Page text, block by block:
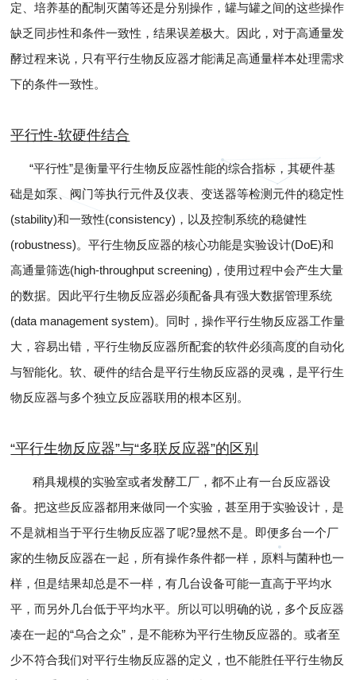
定、培养基的配制灭菌等还是分别操作，罐与罐之间的这些操作
缺乏同步性和条件一致性，结果误差极大。因此，对于高通量发
酵过程来说，只有平行生物反应器才能满足高通量样本处理需求
下的条件一致性。
平行性-软硬件结合
“平行性”是衡量平行生物反应器性能的综合指标，其硬件基
础是如泵、阀门等执行元件及仪表、变送器等检测元件的稳定性
(stability)和一致性(consistency)，以及控制系统的稳健性
(robustness)。平行生物反应器的核心功能是实验设计(DoE)和
高通量筛选(high-throughput screening)，使用过程中会产生大量
的数据。因此平行生物反应器必须配备具有强大数据管理系统
(data management system)。同时，操作平行生物反应器工作量
大，容易出错，平行生物反应器所配套的软件必须高度的自动化
与智能化。软、硬件的结合是平行生物反应器的灵魂，是平行生
物反应器与多个独立反应器联用的根本区别。
“平行生物反应器”与“多联反应器”的区别
稍具规模的实验室或者发酵工厂，都不止有一台反应器设
备。把这些反应器都用来做同一个实验，甚至用于实验设计，是
不是就相当于平行生物反应器了呢?显然不是。即便多台一个厂
家的生物反应器在一起，所有操作条件都一样，原料与菌种也一
样，但是结果却总是不一样，有几台设备可能一直高于平均水
平，而另外几台低于平均水平。所以可以明确的说，多个反应器
凑在一起的“乌合之众”，是不能称为平行生物反应器的。或者至
少不符合我们对平行生物反应器的定义，也不能胜任平行生物反